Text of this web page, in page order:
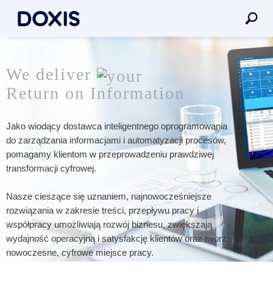
We deliver
Return on Information
Jako wiodący dostawca inteligentnego oprogramowania
do zarządzania informacjami i automatyzacji procesów,
pomagamy klientom w przeprowadzeniu prawdziwej
transformacji cyfrowej.
Nasze cieszące się uznaniem, najnowocześniejsze
rozwiązania w zakresie treści, przepływu pracy i
współpracy umożliwiają rozwój biznesu, zwiększają
wydajność operacyjną i satysfakcję klientów oraz tworzą
nowoczesne, cyfrowe miejsce pracy.